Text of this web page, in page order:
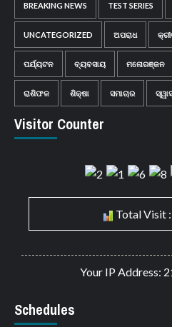
BREAKING NEWS TEST SERIES
UNCATEGORIZED ଅପରାଧ
ପର୍ଯ୍ୟଟନ ବ୍ୟବସାୟ ମନୋରଞ୍ଜନ
ରାଶିଫଳ ଶିକ୍ଷା ସମାଚାର
Visitor Counter
Total Visit
Your IP Address:
Schedules